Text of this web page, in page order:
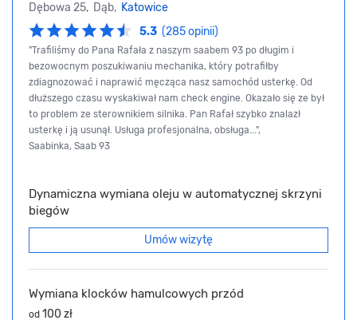
Dębowa 25, Dąb, Katowice
5.3 (285 opinii)
"Trafiliśmy do Pana Rafała z naszym saabem 93 po długim i
bezowocnym poszukiwaniu mechanika, który potrafiłby
zdiagnozować i naprawić męcząca nasz samochód usterkę. Od
dłuższego czasu wyskakiwał nam check engine. Okazało się ze był
to problem ze sterownikiem silnika. Pan Rafał szybko znalazł
usterkę i ją usunął. Usługa profesjonalna, obsługa...",
Saabinka, Saab 93
Dynamiczna wymiana oleju w automatycznej skrzyni
biegów
Umów wizytę
Wymiana klocków hamulcowych przód
od 100 zł